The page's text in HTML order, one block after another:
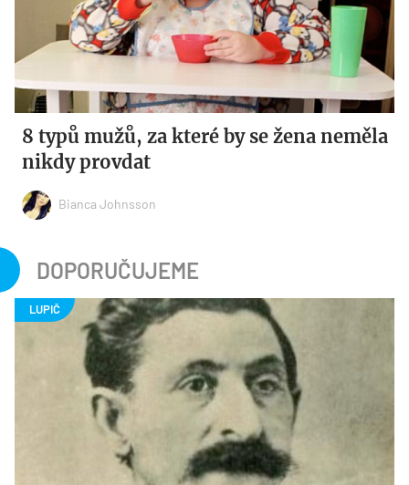
8 typů mužů, za které by se žena neměla
nikdy provdat
Bianca Johnsson
DOPORUČUJEME